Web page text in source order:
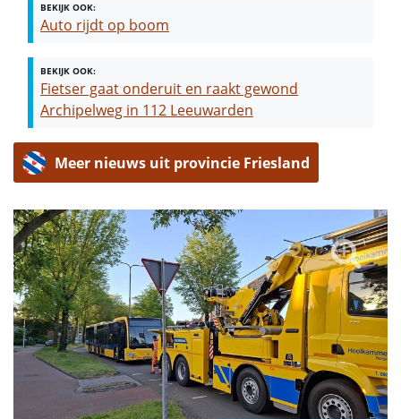
BEKIJK OOK:
Auto rijdt op boom
BEKIJK OOK:
Fietser gaat onderuit en raakt gewond
Archipelweg in 112 Leeuwarden
Meer nieuws uit provincie Friesland